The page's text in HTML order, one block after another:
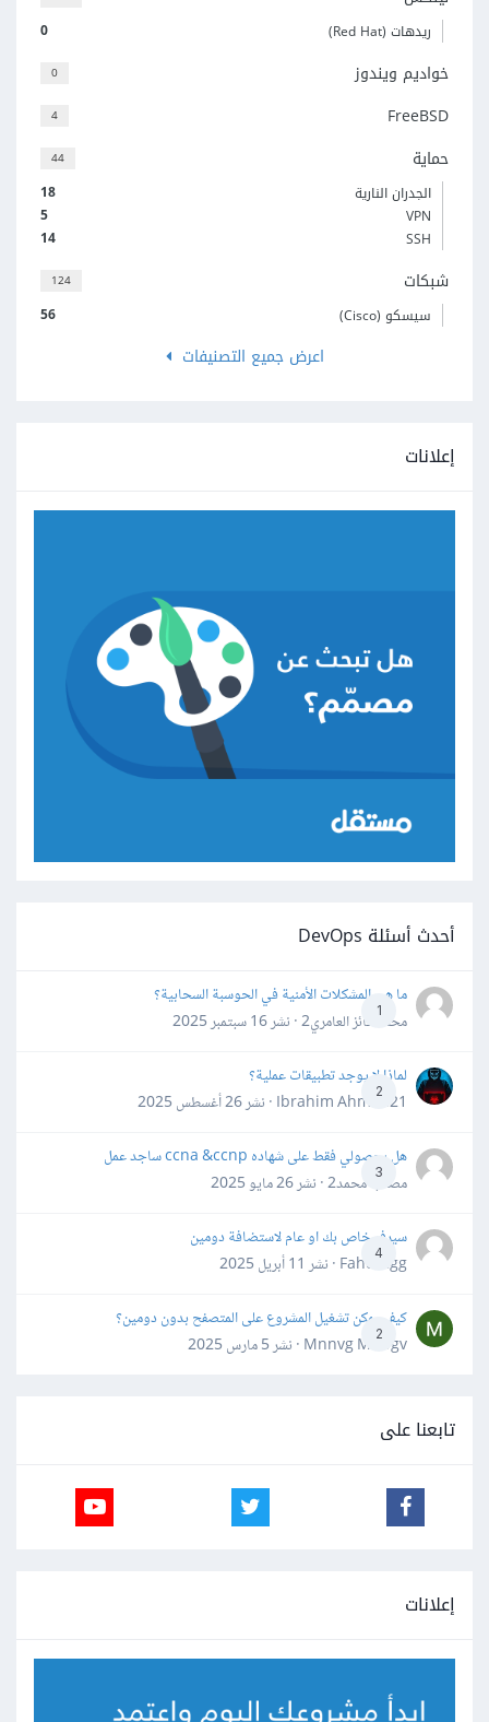
0 ريدهات (Red Hat)
0 خواديم ويندوز
4 FreeBSD
44 حماية
18
الجدران النارية
5
VPN
14
SSH
124 شبكات
56 سيسكو (Cisco)
اعرض جميع التصنيفات
إعلانات
أحدث أسئلة DevOps
1
ما هي المشكلات الأمنية في الحوسبة السحابية؟
محمد فائز العامري2 · نشر
16 سبتمبر 2025
2
لماذا لا يوجد تطبيقات عملية؟
Ibrahim Ahmed21 · نشر
26 أغسطس 2025
3
هل بحصولي فقط على شهاده ccna &ccnp ساجد عمل
مصعب محمد2 · نشر
26 مايو 2025
4
سيرفر خاص بك او عام لاستضافة دومين
Fahd Ggg · نشر
11 أبريل 2025
2
كيف يمكن تشغيل المشروع على المتصفح بدون دومين؟
Mnnvg Mnbgv · نشر
5 مارس 2025
تابعنا على
إعلانات